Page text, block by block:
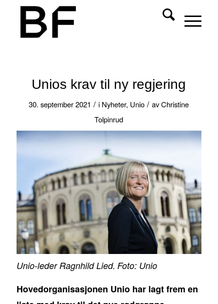
Unios krav til ny regjering
30. september 2021 / i Nyheter, Unio / avChristine
Tolpinrud
Unio-leder Ragnhild Lied. Foto: Unio
Hovedorganisasjonen Unio har lagt frem en